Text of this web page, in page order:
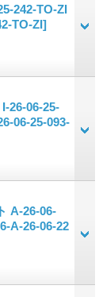
242-TO-ZI
TO-ZI]
26-06-25-
06-25-093-
A-26-06-
A-26-06-22